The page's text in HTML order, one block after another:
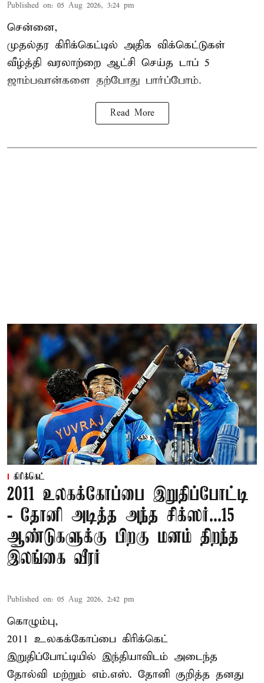
Published on: 05 Aug 2026, 3:24 pm
சென்னை,
முதல்தர கிரிக்கெட்டில் அதிக விக்கெட்டுகள்
வீழ்த்தி வரலாற்றை ஆட்சி செய்த டாப் 5
ஜாம்பவான்களை தற்போது பார்ப்போம்.
Read More
கிரிக்கெட்
2011 உலகக்கோப்பை இறுதிப்போட்டி
- தோனி அடித்த அந்த சிக்ஸர்...15
ஆண்டுகளுக்கு பிறகு மனம் திறந்த
இலங்கை வீரர்
Published on: 05 Aug 2026, 2:42 pm
கொழும்பு,
2011 உலகக்கோப்பை கிரிக்கெட்
இறுதிப்போட்டியில் இந்தியாவிடம் அடைந்த
தோல்வி மற்றும் எம்.எஸ். தோனி குறித்த தனது